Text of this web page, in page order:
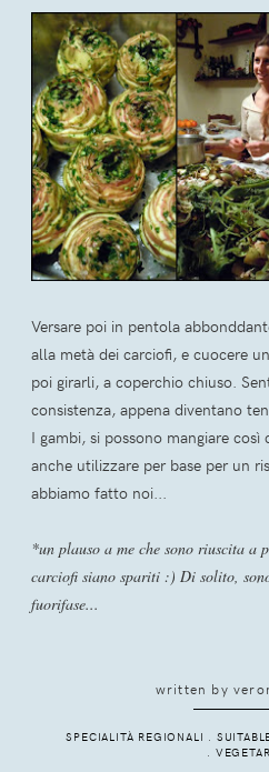
Versare poi in pentola
alla metà dei carciofi, e cuocere
poi girarli, a coperchio chiuso.
consistenza, appena diventano
I gambi, si possono mangiare
anche utilizzare per base per un
abbiamo fatto noi...
*un plauso a me che sono riuscita a
carciofi siano spariti :) Di solito,
fuorifase...
written by
SPECIALITÀ REGIONALI .
.